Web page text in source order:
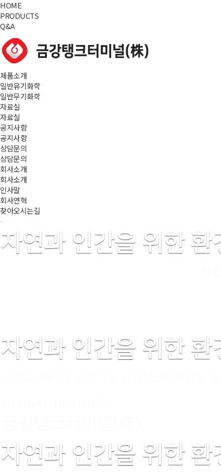
HOME
PRODUCTS
Q&A
제품소개
일반유기화학
일반무기화학
자료실
자료실
공지사항
공지사항
상담문의
상담문의
회사소개
회사소개
인사말
회사연혁
찾아오시는길